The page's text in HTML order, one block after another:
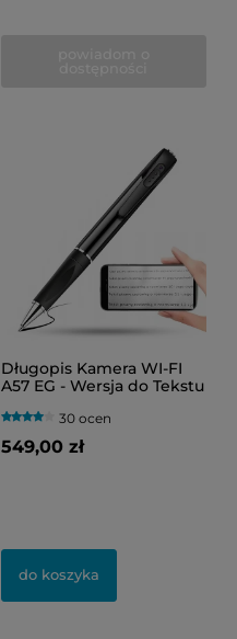
Długopis Kamera WI-FI
A57 EG - Wersja do Tekstu
30 ocen
549,00 zł
do koszyka